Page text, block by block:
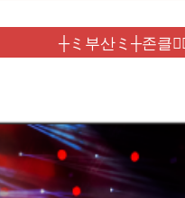
┼ミ부산ミ┼존클